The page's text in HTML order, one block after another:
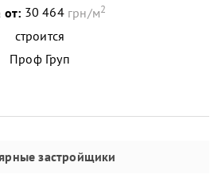
от: 30 464 грн/м2
строится
Проф Груп
застройщики